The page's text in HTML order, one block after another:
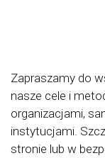
Zapraszamy do
nasze cele i
organizacjami,
instytucjami.
stronie lub w